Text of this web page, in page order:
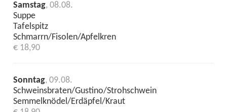
Samstag, 08.08.
Suppe
Tafelspitz
Schmarrn/Fisolen/Apfelkren
€ 18,90
Sonntag, 09.08.
Schweinsbraten/Gustino/Strohschwein
Semmelknödel/Erdäpfel/Kraut